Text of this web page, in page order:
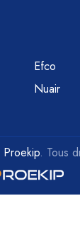
Efco
Nuair
Proekip. Tous